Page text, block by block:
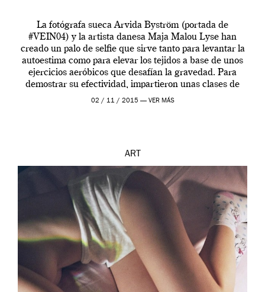
La fotógrafa sueca Arvida Byström (portada de
#VEIN04) y la artista danesa Maja Malou Lyse han
creado un palo de selfie que sirve tanto para levantar la
autoestima como para elevar los tejidos a base de unos
ejercicios aeróbicos que desafían la gravedad. Para
demostrar su efectividad, impartieron unas clases de
prueba en el Tate […]
02 / 11 / 2015 — VER MÁS
ART